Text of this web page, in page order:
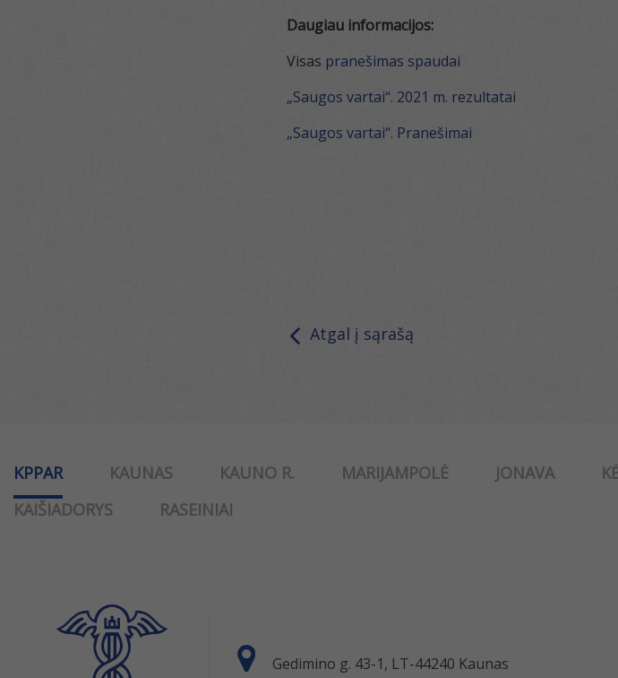
Daugiau informacijos:
Visas pranešimas spaudai
„Saugos vartai“. 2021 m. rezultatai
„Saugos vartai“. Pranešimai
Atgal į sąrašą
KPPAR KAUNAS KAUNO R. MARIJAMPOLĖ JONAVA
KAIŠIADORYS
RASEINIAI
Gedimino g. 43-1, LT-44240 Kaunas